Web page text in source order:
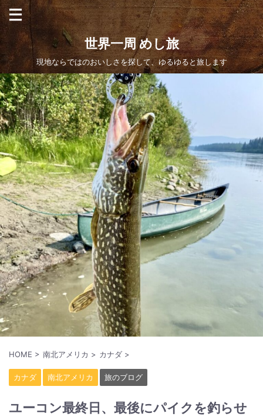
世界一周 めし旅
現地ならではのおいしさを探して、ゆるゆると旅します
HOME > 南北アメリカ > カナダ >
カナダ 南北アメリカ 旅のブログ
ユーコン最終日、最後にパイクを釣らせ